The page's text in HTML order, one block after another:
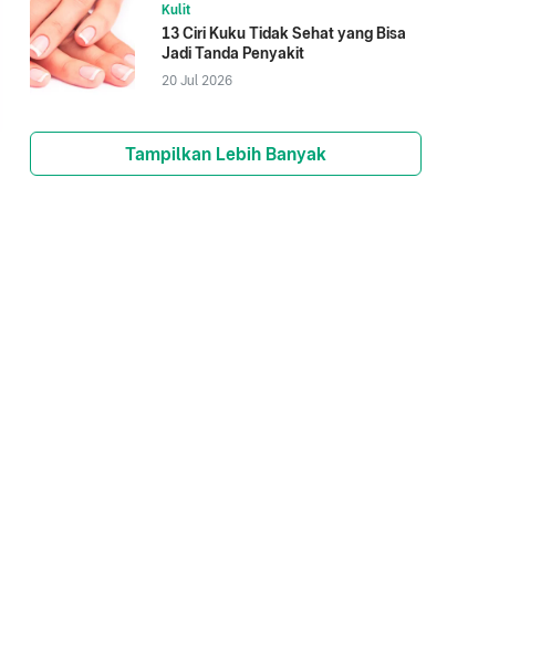
Kulit
13 Ciri Kuku Tidak Sehat yang Bisa
Jadi Tanda Penyakit
20 Jul 2026
Tampilkan Lebih Banyak